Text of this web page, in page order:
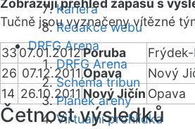
Kariéra
Redakce webu
DRFG Arena
DRFG Arena
Schéma tribun
Plánek areny
Virtuální prohlídka
Zobrazuji přehled zápasů s
Tučně jsou vyznačeny vítězné
3307.01.2012Poruba
26 07.12.2011 Opava Nový
14 26.10.2011 Nový Jičín Opava
Četnost výsledků